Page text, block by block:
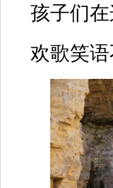
孩子们
欢歌笑